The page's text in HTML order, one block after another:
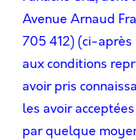
Avenue Arnaud
705 412) (ci-après
aux conditions
avoir pris
les avoir
par quelque